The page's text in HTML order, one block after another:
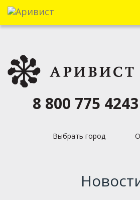
8 800 775 4243
Выбрать город